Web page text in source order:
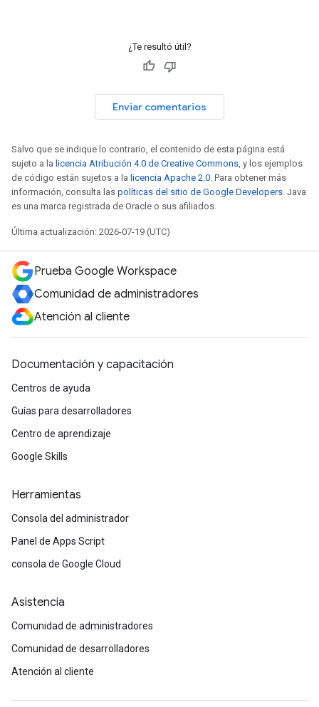
¿Te resultó útil?
Enviar comentarios
Salvo que se indique lo contrario, el contenido de esta página está
sujeto a la licencia Atribución 4.0 de Creative Commons, y los ejemplos
de código están sujetos a la licencia Apache 2.0. Para obtener más
información, consulta las políticas del sitio de Google Developers. Java
es una marca registrada de Oracle o sus afiliados.
Última actualización: 2026-07-19 (UTC)
Prueba Google Workspace
Comunidad de administradores
Atención al cliente
Documentación y capacitación
Centros de ayuda
Guías para desarrolladores
Centro de aprendizaje
Google Skills
Herramientas
Consola del administrador
Panel de Apps Script
consola de Google Cloud
Asistencia
Comunidad de administradores
Comunidad de desarrolladores
Atención al cliente